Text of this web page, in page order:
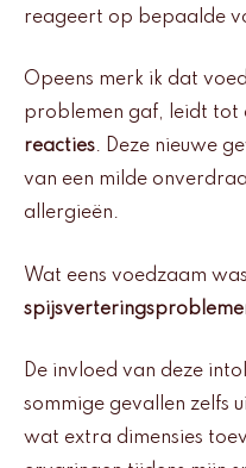
reageert op bepaalde
Opeens merk ik dat
problemen gaf, leidt tot
reacties. Deze nieuwe
van een milde
allergieën.
Wat eens voedzaam
De invloed van deze
sommige gevallen zelfs
wat extra dimensies